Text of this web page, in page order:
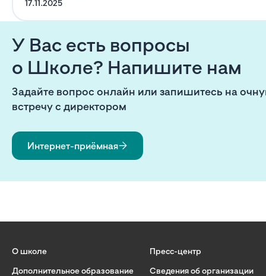
17.11.2025
У Вас есть вопросы
о Школе? Напишите нам
Задайте вопрос онлайн или запишитесь на
встречу с директором
Интернет-приёмная
О школе
Дополнительное образование
Пресс-центр
Сведения об организации